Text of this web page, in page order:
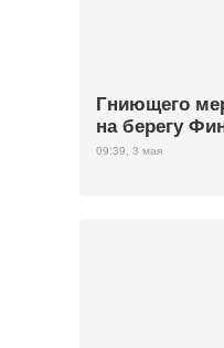
Гниющего
на берегу
09:39, 3 мая